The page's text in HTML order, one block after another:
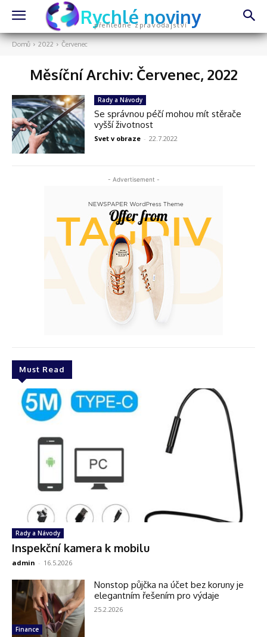
Rychlé noviny
přehledné zpravodajství
Domů 2022 Červenec
Měsíční Archiv: Červenec, 2022
- Advertisement -
Must Read
Rady a Návody
Inspekční kamera k mobilu
admin - 16.5.2026
Finance
Nonstop půjčka na účet bez koruny je
elegantním řešením pro výdaje
25.2.2026
Rady a Návody
Se správnou péčí mohou mít stěrače
vyšší životnost
Svet v obraze - 22.7.2022